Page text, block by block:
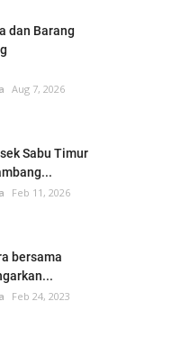
dan Barang
Aug 7, 2026
Sabu Timur
Feb 11, 2026
bersama
Feb 24, 2023